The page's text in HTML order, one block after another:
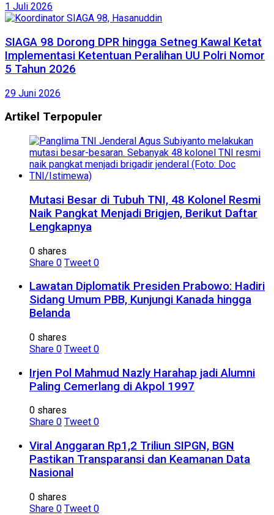
1 Juli 2026
SIAGA 98 Dorong DPR hingga Setneg Kawal Ketat
Implementasi Ketentuan Peralihan UU Polri Nomor
5 Tahun 2026
29 Juni 2026
Artikel Terpopuler
Mutasi Besar di Tubuh TNI, 48 Kolonel Resmi
Naik Pangkat Menjadi Brigjen, Berikut Daftar
Lengkapnya
0 shares
Share 0 Tweet 0
Lawatan Diplomatik Presiden Prabowo: Hadiri
Sidang Umum PBB, Kunjungi Kanada hingga
Belanda
0 shares
Share 0 Tweet 0
Irjen Pol Mahmud Nazly Harahap jadi Alumni
Paling Cemerlang di Akpol 1997
0 shares
Share 0 Tweet 0
Viral Anggaran Rp1,2 Triliun SIPGN, BGN
Pastikan Transparansi dan Keamanan Data
Nasional
0 shares
Share 0 Tweet 0